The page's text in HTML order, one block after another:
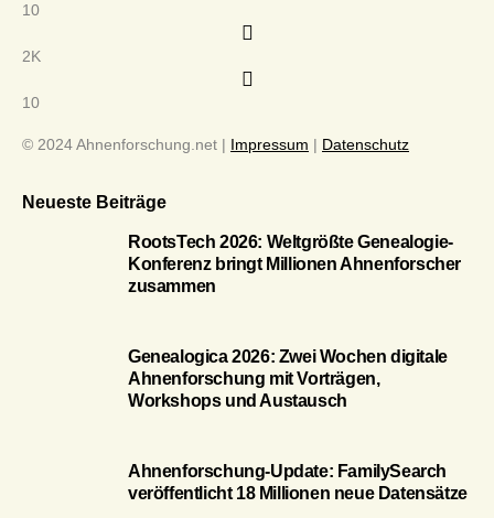
10
2K
10
© 2024 Ahnenforschung.net | Impressum | Datenschutz
Neueste Beiträge
RootsTech 2026: Weltgrößte Genealogie-
Konferenz bringt Millionen Ahnenforscher
zusammen
Genealogica 2026: Zwei Wochen digitale
Ahnenforschung mit Vorträgen,
Workshops und Austausch
Ahnenforschung-Update: FamilySearch
veröffentlicht 18 Millionen neue Datensätze